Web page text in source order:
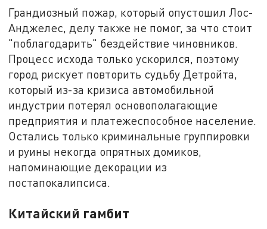
Грандиозный пожар, который опустошил Лос-
Анджелес, делу также не помог, за что стоит
"поблагодарить" бездействие чиновников.
Процесс исхода только ускорился, поэтому
город рискует повторить судьбу Детройта,
который из-за кризиса автомобильной
индустрии потерял основополагающие
предприятия и платежеспособное население.
Остались только криминальные группировки
и руины некогда опрятных домиков,
напоминающие декорации из
постапокалипсиса.
Китайский гамбит